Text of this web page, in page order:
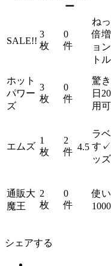
ー
SALE!!
3
枚
0
件
ね
倍
ョ
ト
ホット
パワー
ズ
3
枚
0
件
驚
日
用
エムズ
1
枚
2
件 4.5
ラ
す✓
ッ
通販大
魔王
2
枚
0
件
使
シェアする